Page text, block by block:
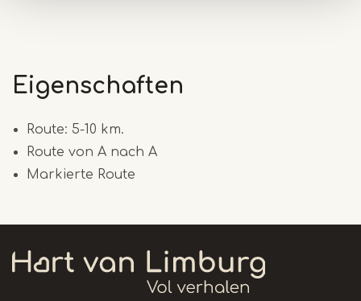
Eigenschaften
Route: 5-10 km.
Route von A nach A
Markierte Route